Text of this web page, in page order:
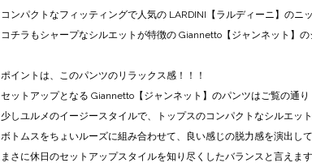
コンパクトなフィッティングで人気の LARDINI【ラルディーニ】のニ
コチラもシャープなシルエットが特徴の Giannetto【ジャンネット】の
ポイントは、このパンツのリラックス感！！！
セットアップとなる Giannetto【ジャンネット】のパンツはご覧の通り
少しユルメのイージースタイルで、トップスのコンパクトなシルエッ
ボトムスをちょいルーズに組み合わせて、良い感じの脱力感を演出し
まさに休日のセットアップスタイルを知り尽くしたバランスと言えま